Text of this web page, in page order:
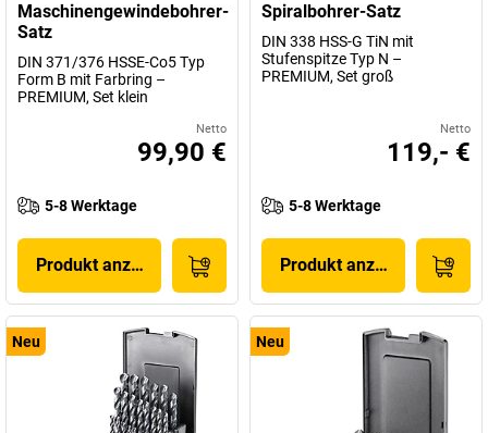
Maschinengewindebohrer-
Satz
DIN 371/376 HSSE-Co5 Typ
Form B mit Farbring –
PREMIUM, Set klein
Netto
99,90 €
5-8 Werktage
Produkt anzeigen
Spiralbohrer-Satz
DIN 338 HSS-G TiN mit
Stufenspitze Typ N –
PREMIUM, Set groß
Netto
119,- €
5-8 Werktage
Produkt anzeigen
Neu Neu